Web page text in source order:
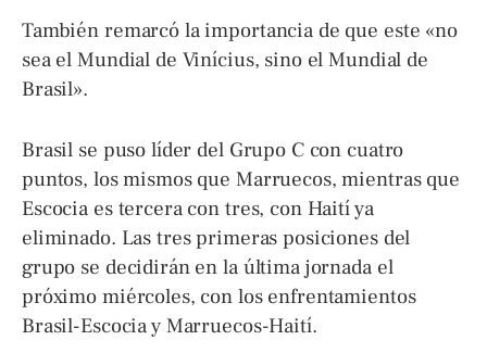
También remarcó la importancia de que este «no
sea el Mundial de Vinícius, sino el Mundial de
Brasil».
Brasil se puso líder del Grupo C con cuatro
puntos, los mismos que Marruecos, mientras que
Escocia es tercera con tres, con Haití ya
eliminado. Las tres primeras posiciones del
grupo se decidirán en la última jornada el
próximo miércoles, con los enfrentamientos
Brasil-Escocia y Marruecos-Haití.